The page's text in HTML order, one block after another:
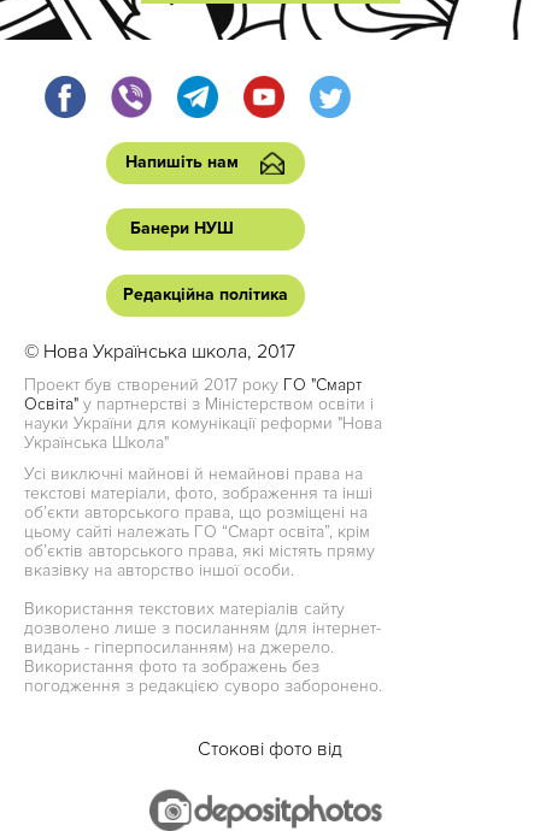
Напишіть нам
Банери НУШ
Редакційна політика
© Нова Українська школа, 2017
Проект був створений 2017 року ГО "Смарт
Освіта" у партнерстві з Міністерством освіти і
науки України для комунікації реформи "Нова
Українська Школа"
Усі виключні майнові й немайнові права на
текстові матеріали, фото, зображення та інші
об’єкти авторського права, що розміщені на
цьому сайті належать ГО “Смарт освіта”, крім
об’єктів авторського права, які містять пряму
вказівку на авторство іншої особи.
Використання текстових матеріалів сайту
дозволено лише з посиланням (для інтернет-
видань - гіперпосиланням) на джерело.
Використання фото та зображень без
погодження з редакцією суворо заборонено.
Стокові фото від